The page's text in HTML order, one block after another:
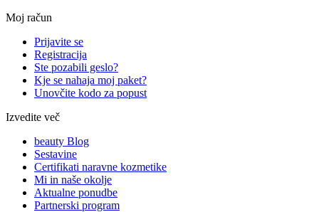
Moj račun
Prijavite se
Registracija
Ste pozabili geslo?
Kje se nahaja moj paket?
Unovčite kodo za popust
Izvedite več
beauty Blog
Sestavine
Certifikati naravne kozmetike
Mi in naše okolje
Aktualne ponudbe
Partnerski program